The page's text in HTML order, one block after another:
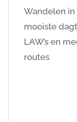
Wandelen
mooiste
LAW’s en
routes